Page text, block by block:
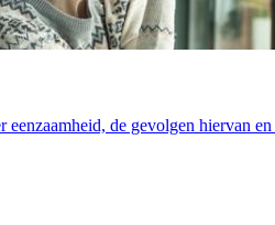
de gevolgen hiervan